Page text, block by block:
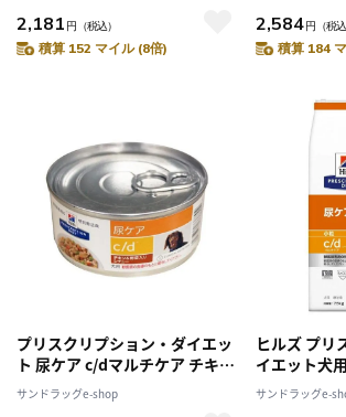
ネル 寒さ対策 防寒対策 ペット
犬 いぬ 滑り止め すべり止め 洗
2,181 円 （税込）
積算 152 マイル (8倍)
ネル 寒さ対
犬 いぬ 滑り
2,584円 （税込
積算 184
プリスクリプション・ダイエッ
ト 尿ケア c/dマルチケア チキン
&野菜入りシチュー 犬用 156g
サンドラッグe-shop
ヒルズ プリ
イエット犬
（小粒）尿ケ
サンドラッグe-